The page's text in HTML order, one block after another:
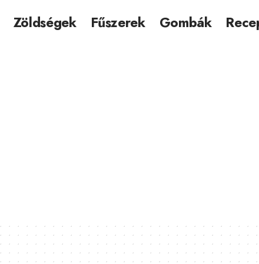
Zöldségek Fűszerek Gombák